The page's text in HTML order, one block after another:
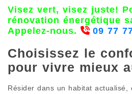
Visez vert, visez juste!
rénovation énergétique
Appelez-nous.
09 77
Choisissez le
pour vivre mieux
Résider dans un habitat actualisé,